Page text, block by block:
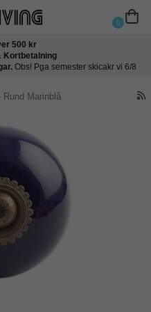
0
500 kr
Kortbetalning
Obs! Pga semester skicakr vi 6/8
Rund Marinblå